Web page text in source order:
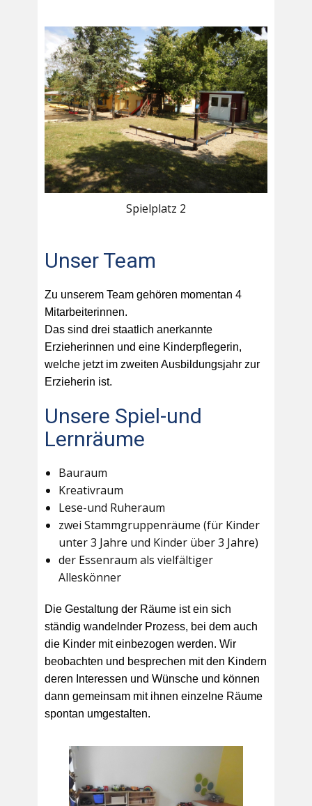
Spielplatz 2
Unser Team
Zu unserem Team gehören momentan 4
Mitarbeiterinnen.
Das sind drei staatlich anerkannte
Erzieherinnen und eine Kinderpflegerin,
welche jetzt im zweiten Ausbildungsjahr zur
Erzieherin ist.
Unsere Spiel-und
Lernräume
Bauraum
Kreativraum
Lese-und Ruheraum
zwei Stammgruppenräume (für Kinder
unter 3 Jahre und Kinder über 3 Jahre)
der Essenraum als vielfältiger
Alleskönner
Die Gestaltung der Räume ist ein sich
ständig wandelnder Prozess, bei dem auch
die Kinder mit einbezogen werden. Wir
beobachten und besprechen mit den Kindern
deren Interessen und Wünsche und können
dann gemeinsam mit ihnen einzelne Räume
spontan umgestalten.